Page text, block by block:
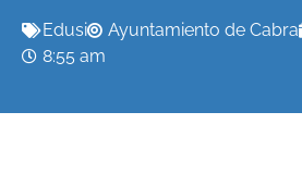
Edusi Ayuntamiento de Cabra
8:55 am